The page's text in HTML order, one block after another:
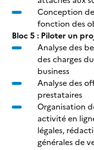
Conception de
fonction des
Bloc 5 : Piloter un
Analyse des
des charges
business
Analyse des
prestataires
Organisation
activité en
légales,
générales de